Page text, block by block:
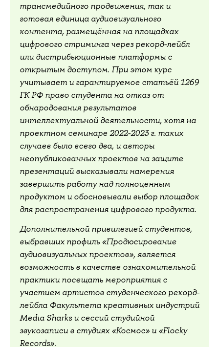
трансмедийного продвижения, так и
готовая единица аудиовизуального
контента, размещённая на площадках
цифрового стриминга через рекорд-лейбл
или дистрибьюционные платформы с
открытым доступом. При этом курс
учитывает и гарантируемое статьёй 1269
ГК РФ право студента на отказ от
обнародования результатов
интеллектуальной деятельности, хотя на
проектном семинаре 2022-2023 г. таких
случаев было всего два, и авторы
неопубликованных проектов на защите
презентаций высказывали намерения
завершить работу над полноценным
продуктом и обосновывали выбор площадок
для распространения цифрового продукта.
Дополнительной привилегией студентов,
выбравших профиль «Продюсирование
аудиовизуальных проектов», является
возможность в качестве ознакомительной
практики посещать мероприятия с
участием артистов студенческого рекорд-
лейбла Факультета креативных индустрий
Media Sharks и сессий студийной
звукозаписи в студиях «Космос» и «Flocky
Records».